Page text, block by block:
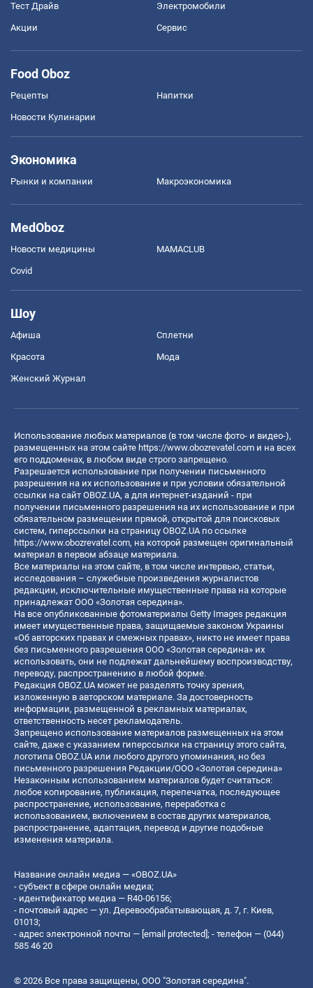
Тест Драйв Электромобили
Акции Сервис
Food Oboz
Рецепты Напитки
Новости Кулинарии
Экономика
Рынки и компании Mакроэкономика
MedOboz
Новости медицины MAMACLUB
Covid
Шоу
Афиша Сплетни
Красота Мода
Женский Журнал
Использование любых материалов (в том числе фото- и видео-),
размещенных на этом сайте https://www.obozrevatel.com и на всех
его поддоменах, в любом виде строго запрещено.
Разрешается использование при получении письменного
разрешения на их использование и при условии обязательной
ссылки на сайт OBOZ.UA, а для интернет-изданий - при
получении письменного разрешения на их использование и при
обязательном размещении прямой, открытой для поисковых
систем, гиперссылки на страницу OBOZ.UA по ссылке
https://www.obozrevatel.com, на которой размещен оригинальный
материал в первом абзаце материала.
Все материалы на этом сайте, в том числе интервью, статьи,
исследования – служебные произведения журналистов
редакции, исключительные имущественные права на которые
принадлежат ООО «Золотая середина».
На все опубликованные фотоматериалы Getty Images редакция
имеет имущественные права, защищаемые законом Украины
«Об авторских правах и смежных правах», никто не имеет права
без письменного разрешения ООО «Золотая середина» их
использовать, они не подлежат дальнейшему воспроизводству,
переводу, распространению в любой форме.
Редакция OBOZ.UA может не разделять точку зрения,
изложенную в авторском материале. За достоверность
информации, размещенной в рекламных материалах,
ответственность несет рекламодатель.
Запрещено использование материалов размещенных на этом
сайте, даже с указанием гиперссылки на страницу этого сайта,
логотипа OBOZ.UA или любого другого упоминания, но без
письменного разрешения Редакции/ООО «Золотая середина»
Незаконным использованием материалов будет считаться:
любое копирование, публикация, перепечатка, последующее
распространение, использование, переработка с
использованием, включением в состав других материалов,
распространение, адаптация, перевод и другие подобные
изменения материала.
Название онлайн медиа — «OBOZ.UA»
- субъект в сфере онлайн медиа;
- идентификатор медиа — R40-06156;
- почтовый адрес — ул. Деревообрабатывающая, д. 7, г. Киев,
01013;
- адрес электронной почты — [email protected] ; - телефон — (044)
585 46 20
© 2026 Все права защищены, ООО "Золотая середина".